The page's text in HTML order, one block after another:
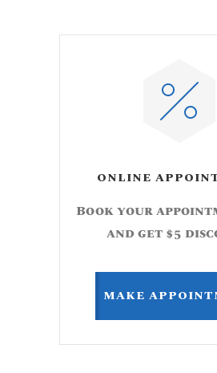
ONLINE
Book your
and get $5
MAKE